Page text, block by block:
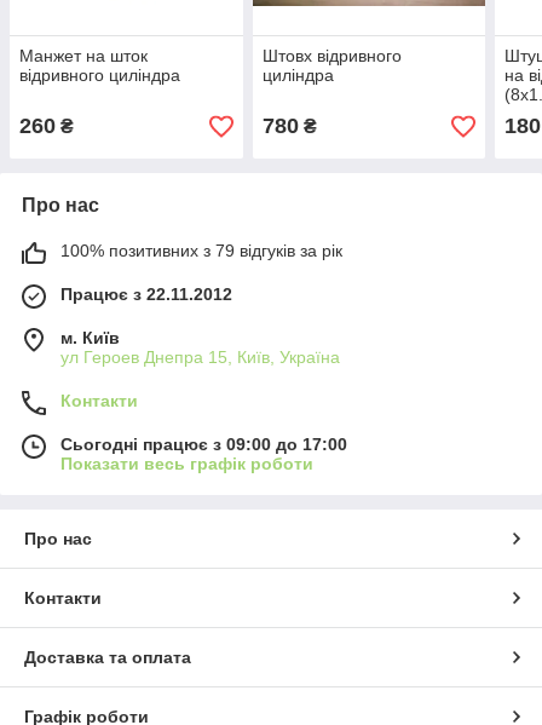
Манжет на шток
відривного циліндра
260 ₴
Штовх відривного
циліндра
780₴
на
180
Про нас
100% позитивних з 79 відгуків за рік
Працює з 22.11.2012
м. Київ
ул Героев Днепра 15, Київ, Україна
Контакти
Сьогодні працює з 09:00 до 17:00
Показати весь графік роботи
Про нас
Контакти
Доставка та оплата
Графік роботи